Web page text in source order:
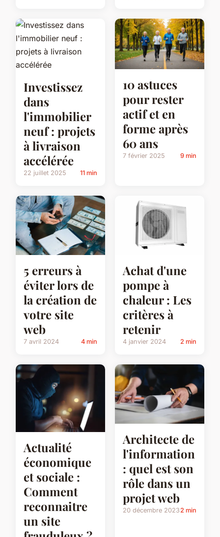
Investissez
dans
l'immobilier
neuf : projets
à livraison
accélérée
22 juillet 2025 11 min
10 astuces
pour rester
actif et en
forme après
60 ans
7 février 2025 9 min
5 erreurs à
éviter lors de
la création de
votre site
web
7 avril 2024 4 min
Achat d'une
pompe à
chaleur : Les
critères à
retenir
4 janvier 2024 2 min
Actualité
économique
et sociale :
Comment
reconnaitre
un site
Architecte de
l'information
: quel est son
rôle dans un
projet web
20 décembre 2023 2 min